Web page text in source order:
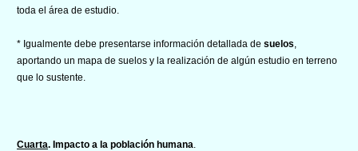
toda el área de estudio.
* Igualmente debe presentarse información detallada de suelos
aportando un mapa de suelos y la realización de algún estudio en terreno
que lo sustente.
Cuarta. Impacto a la población humana